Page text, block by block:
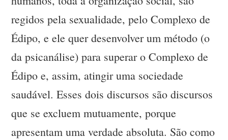
regidos pela sexualidade, pelo Complexo de
Édipo, e ele quer desenvolver um método (o
da psicanálise) para superar o Complexo de
Édipo e, assim, atingir uma sociedade
saudável. Esses dois discursos são discursos
que se excluem mutuamente, porque
apresentam uma verdade absoluta. São como